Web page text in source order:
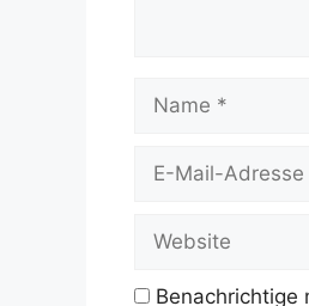
Name
Website
Benachrichtige